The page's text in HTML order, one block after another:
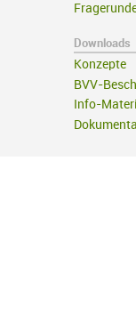
Downloads
Konzepte
BVV-
Info-